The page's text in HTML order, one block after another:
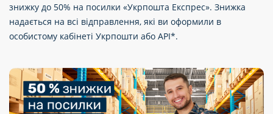
Відділення
Філателія
Для бізнесу
знижку до 50% на посилки «Укрпошта Експрес». Знижка
надається на всі відправлення, які ви оформили в
особистому кабінеті Укрпошти або API*.